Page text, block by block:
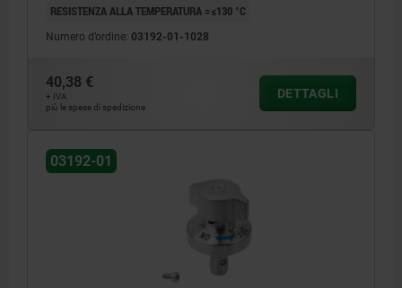
RESISTENZA ALLA TEMPERATURA =≤130 °C
Numero d’ordine: 03192-01-1028
40,38 €
+ IVA
più le spese di spedizione
DETTAGLI
03192-01